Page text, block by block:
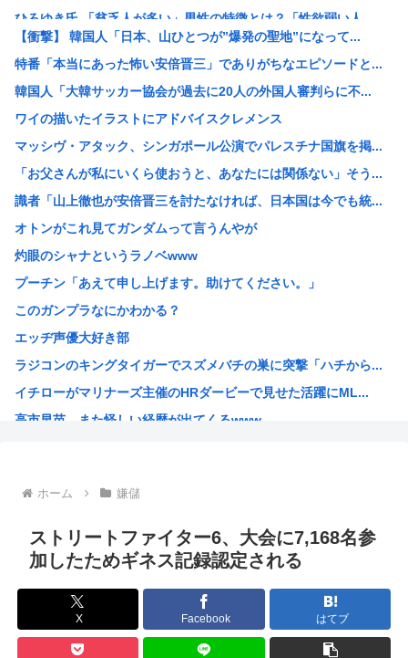
ひろゆき氏 「貧乏人が多い」男性の特徴とは？「性欲弱い人...
【悲報】17歳で無期懲役になった奴のご尊顔、ガチで怖い
【セール】牛丼！松屋の牛めし、豚めし、カレー、うなぎ、と...
【画像】快活CLUB、快活カレーを注文したのに快活カレー...
み い ちゃん枠審判員、大誤審の試合後涙ぐみながら謝罪
39独身女性ってもう人生詰んでんか？
【衝撃映像】インドの暴走族、レベチwww怖すぎる…
これどういうこと？池袋暴走事故の捜査陣営、飯塚幸三受刑者...
【悲報】 中国、橋の欄干が強風一発で粉々に 鉄筋ゼロ 当...
【画像】Hすぎるヒッチハイカー、見つかる
【くら寿司】アイドル「閉店間際、ネタの量バグ」←こんなこ...
【画像】SOD女子社員の休日デート、撮られるｗｗｗ
中国「大洪水！」三峡ダム「9門開放！（全力放流」中国都市...
高市総理「物価上昇を上回る賃上げを日本に定着させる」 →...
38歳格闘家さん「批判覚悟で言います。10代の彼女と結婚...
【衝撃】 韓国人「日本、山ひとつが”爆発の聖地”になって...
特番「本当にあった怖い安倍晋三」でありがちなエピソードと...
韓国人「大韓サッカー協会が過去に20人の外国人審判らに不...
ワイの描いたイラストにアドバイスクレメンス
マッシヴ・アタック、シンガポール公演でパレスチナ国旗を掲...
「お父さんが私にいくら使おうと、あなたには関係ない」そう...
識者「山上徹也が安倍晋三を討たなければ、日本国は今でも統...
オトンがこれ見てガンダムって言うんやが
灼眼のシャナというラノベwww
プーチン「あえて申し上げます。助けてください。」
このガンプラなにかわかる？
エッヂ声優大好き部
ラジコンのキングタイガーでスズメバチの巣に突撃「ハチから...
イチローがマリナーズ主催のHRダービーで見せた活躍にML...
高市早苗、また怪しい経歴が出てくるwww
デスノートの魅上照がめっちゃ好きなんだが
韓国人「最近の日本アニメ業界の勢力図を変えたと言われる作...
靖国神社、自衛官以外の軍服を禁止「コスプレは英霊を侮辱」
AI扱いされた絵師、筆を折る
ダンジョン飯のキャラいい子ばっかりでほんとに癒される
ホーム 嫌儲
ストリートファイター6、大会に7,168名参
加したためギネス記録認定される
X Facebook はてブ